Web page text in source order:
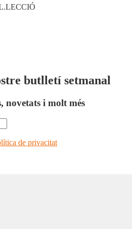
butlletí setmanal
novetats i molt més
de privacitat